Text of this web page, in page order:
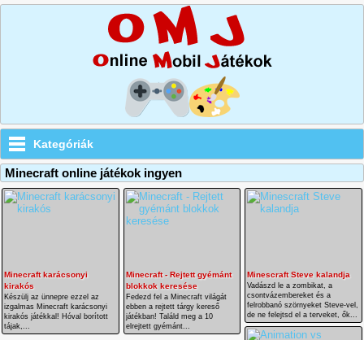
Kategóriák
Minecraft online játékok ingyen
Minecraft karácsonyi
kirakós
Készülj az ünnepre ezzel az
izgalmas Minecraft karácsonyi
kirakós játékkal! Hóval borított
tájak,...
Minecraft - Rejtett gyémánt
blokkok keresése
Fedezd fel a Minecraft világát
ebben a rejtett tárgy kereső
játékban! Találd meg a 10
elrejtett gyémánt...
Minescraft Steve kalandja
Vadászd le a zombikat, a
csontvázembereket és a
felrobbanó szörnyeket Steve-vel,
de ne felejtsd el a terveket, ők...